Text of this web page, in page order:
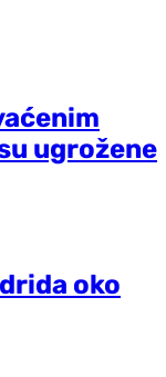
ugrožene
oko